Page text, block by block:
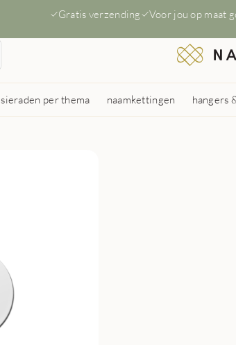
Gratis verzending Voor jou op maat
sieraden per thema naamkettingen hangers